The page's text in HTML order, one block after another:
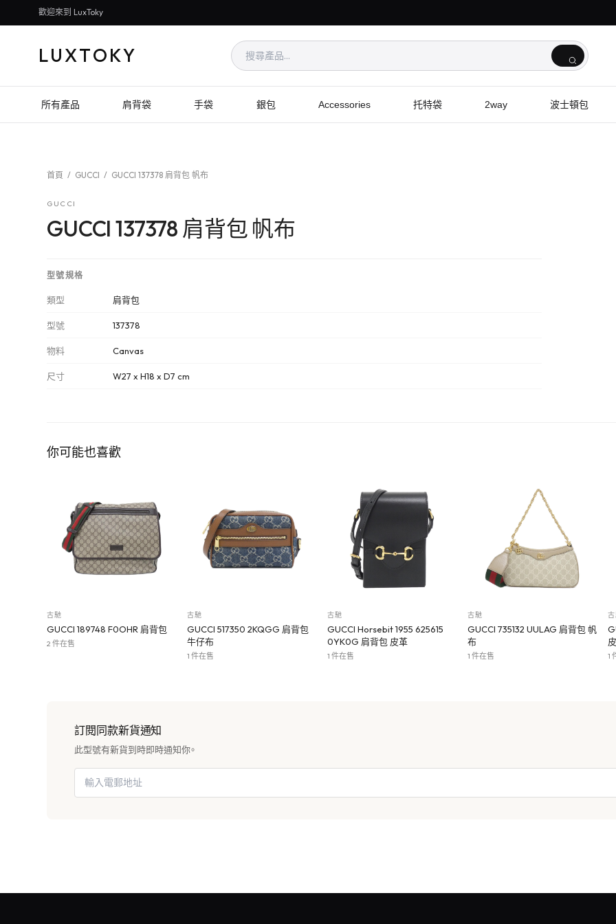
歡迎來到 LuxToky
LUXTOKY
所有產品 肩背袋 手袋 銀包 Accessories 托特袋 2way 波士頓包
首頁 / GUCCI / GUCCI 137378 肩背包 帆布
GUCCI
GUCCI 137378 肩背包 帆布
型號規格
類型 肩背包
型號 137378
物料 Canvas
尺寸 W27 x H18 x D7 cm
你可能也喜歡
古馳
GUCCI 189748 F0OHR 肩背包
2 件在售
古馳
GUCCI 517350 2KQGG 肩背包
牛仔布
1 件在售
古馳
GUCCI Horsebit 1955 625615
0YK0G 肩背包 皮革
1 件在售
古馳
GUCCI 735132 UULAG 肩背包 帆
布
1 件在售 1
訂閱同款新貨通知
此型號有新貨到時即時通知你。